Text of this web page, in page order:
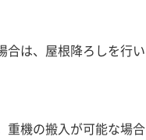
は、屋根降ろしを行い
重機の搬入が可能な場